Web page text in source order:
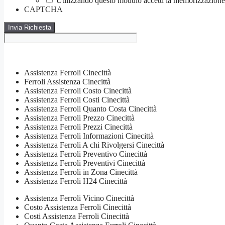
CAPTCHA
Assistenza Ferroli Cinecittà
Ferroli Assistenza Cinecittà
Assistenza Ferroli Costo Cinecittà
Assistenza Ferroli Costi Cinecittà
Assistenza Ferroli Quanto Costa Cinecittà
Assistenza Ferroli Prezzo Cinecittà
Assistenza Ferroli Prezzi Cinecittà
Assistenza Ferroli Informazioni Cinecittà
Assistenza Ferroli A chi Rivolgersi Cinecittà
Assistenza Ferroli Preventivo Cinecittà
Assistenza Ferroli Preventivi Cinecittà
Assistenza Ferroli in Zona Cinecittà
Assistenza Ferroli H24 Cinecittà
Assistenza Ferroli Vicino Cinecittà
Costo Assistenza Ferroli Cinecittà
Costi Assistenza Ferroli Cinecittà